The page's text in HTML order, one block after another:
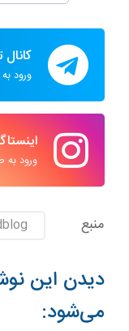
ورود
ورود به
منبع
دیدن این
می‌شود: